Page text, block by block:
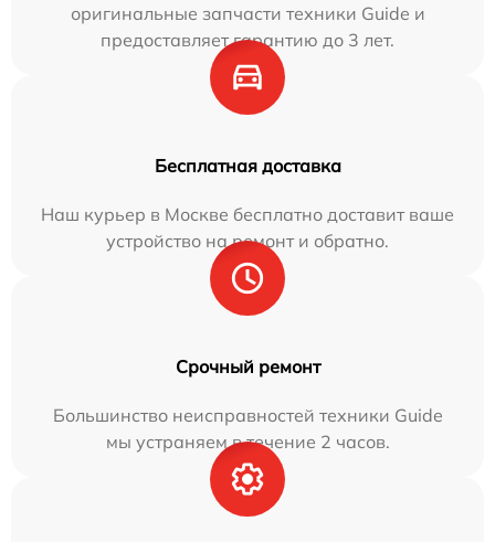
оригинальные запчасти техники Guide и
предоставляет гарантию до 3 лет.
Бесплатная доставка
Наш курьер в Москве бесплатно доставит ваше
устройство на ремонт и обратно.
Срочный ремонт
Большинство неисправностей техники Guide
мы устраняем в течение 2 часов.